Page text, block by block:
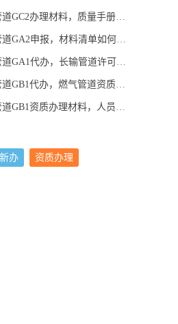
办理材料，质量手册怎么准备
申报，材料清单如何避免漏项
代办，长输管道许可服务怎么选
办，燃气管道资质新办找机构要问什么
资质办理材料，人员证书如何匹配
办 资质办理